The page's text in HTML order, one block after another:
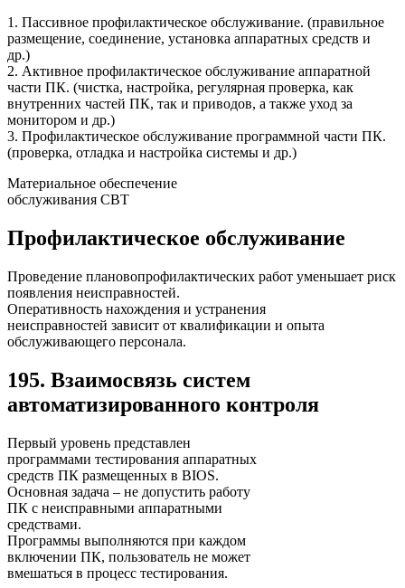
1. Пассивное профилактическое обслуживание. (правильное
размещение, соединение, установка аппаратных средств и
др.)
2. Активное профилактическое обслуживание аппаратной
части ПК. (чистка, настройка, регулярная проверка, как
внутренних частей ПК, так и приводов, а также уход за
монитором и др.)
3. Профилактическое обслуживание программной части ПК.
(проверка, отладка и настройка системы и др.)
Материальное обеспечение
обслуживания СВТ
Профилактическое обслуживание
Проведение плановопрофилактических работ уменьшает риск
появления неисправностей.
Оперативность нахождения и устранения
неисправностей зависит от квалификации и опыта
обслуживающего персонала.
195. Взаимосвязь систем
автоматизированного контроля
Первый уровень представлен
программами тестирования аппаратных
средств ПК размещенных в BIOS.
Основная задача – не допустить работу
ПК с неисправными аппаратными
средствами.
Программы выполняются при каждом
включении ПК, пользователь не может
вмешаться в процесс тестирования.